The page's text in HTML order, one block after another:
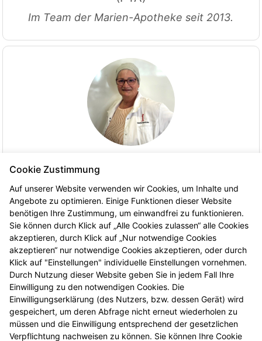
Im Team der Marien-Apotheke seit 2013.
Manuela Seibold
Apothekenhelferin
Im Team der Marien-Apotheke seit 1991.
2026 © Marien-Apotheke
Impressum
Datenschutz
Barrierefreiheit
Impressum
Datenschutz
Cookie Zustimmung
Auf unserer Website verwenden wir Cookies, um Inhalte und
Angebote zu optimieren. Einige Funktionen dieser Website
benötigen Ihre Zustimmung, um einwandfrei zu funktionieren.
Sie können durch Klick auf „Alle Cookies zulassen“ alle Cookies
akzeptieren, durch Klick auf „Nur notwendige Cookies
akzeptieren“ nur notwendige Cookies akzeptieren, oder durch
Klick auf "Einstellungen" individuelle Einstellungen vornehmen.
Durch Nutzung dieser Website geben Sie in jedem Fall Ihre
Einwilligung zu den notwendigen Cookies. Die
Einwilligungserklärung (des Nutzers, bzw. dessen Gerät) wird
gespeichert, um deren Abfrage nicht erneut wiederholen zu
müssen und die Einwilligung entsprechend der gesetzlichen
Verpflichtung nachweisen zu können. Sie können Ihre Cookie